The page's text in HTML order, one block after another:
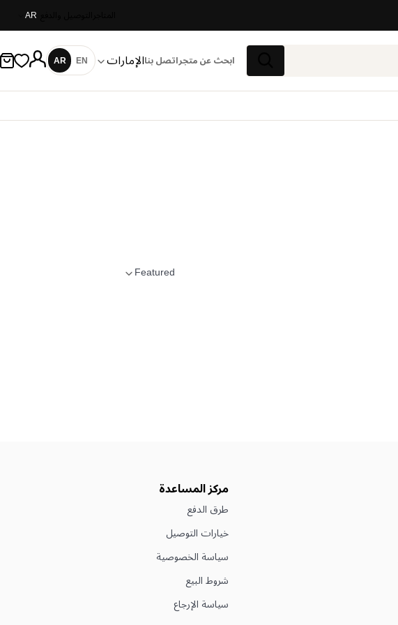
AR
بحث
ابحث عن متجراتصل بناالإمارات اللغة
EN
AR
Featured
مركز المساعدة
طرق الدفع
خيارات التوصيل
سياسة الخصوصية
شروط البيع
سياسة الإرجاع